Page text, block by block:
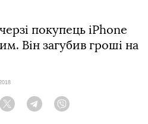
покупець iPhone
Він загубив гроші на
Twitter TelegramViber